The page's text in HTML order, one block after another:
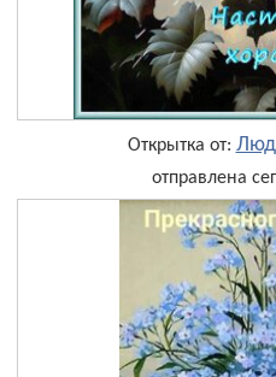
Открытка от:
отправлена